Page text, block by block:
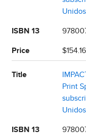
ISBN 13
Price $154.16
Title
Print
ISBN 13